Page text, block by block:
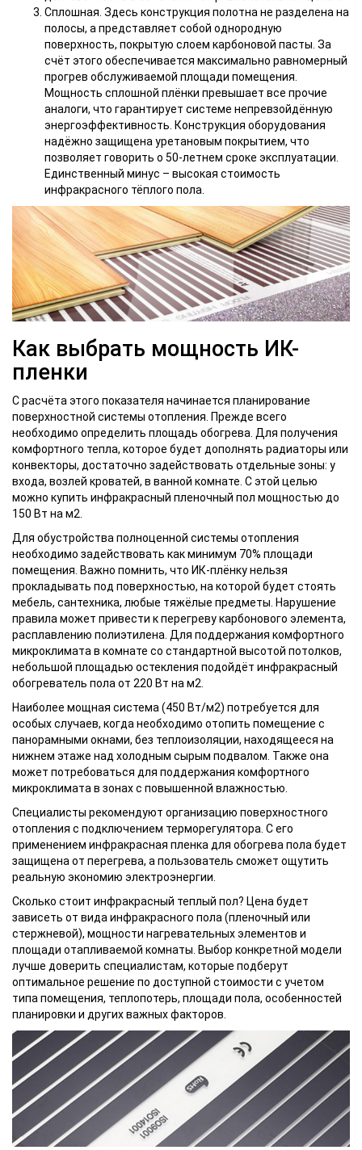
Сплошная. Здесь конструкция полотна не разделена на
полосы, а представляет собой однородную
поверхность, покрытую слоем карбоновой пасты. За
счёт этого обеспечивается максимально равномерный
прогрев обслуживаемой площади помещения.
Мощность сплошной плёнки превышает все прочие
аналоги, что гарантирует системе непревзойдённую
энергоэффективность. Конструкция оборудования
надёжно защищена уретановым покрытием, что
позволяет говорить о 50-летнем сроке эксплуатации.
Единственный минус – высокая стоимость
инфракрасного тёплого пола.
Как выбрать мощность ИК-
пленки
С расчёта этого показателя начинается планирование
поверхностной системы отопления. Прежде всего
необходимо определить площадь обогрева. Для получения
комфортного тепла, которое будет дополнять радиаторы или
конвекторы, достаточно задействовать отдельные зоны: у
входа, возлей кроватей, в ванной комнате. С этой целью
можно купить инфракрасный пленочный пол мощностью до
150 Вт на м2.
Для обустройства полноценной системы отопления
необходимо задействовать как минимум 70% площади
помещения. Важно помнить, что ИК-плёнку нельзя
прокладывать под поверхностью, на которой будет стоять
мебель, сантехника, любые тяжёлые предметы. Нарушение
правила может привести к перегреву карбонового элемента,
расплавлению полиэтилена. Для поддержания комфортного
микроклимата в комнате со стандартной высотой потолков,
небольшой площадью остекления подойдёт инфракрасный
обогреватель пола от 220 Вт на м2.
Наиболее мощная система (450 Вт/м2) потребуется для
особых случаев, когда необходимо отопить помещение с
панорамными окнами, без теплоизоляции, находящееся на
нижнем этаже над холодным сырым подвалом. Также она
может потребоваться для поддержания комфортного
микроклимата в зонах с повышенной влажностью.
Специалисты рекомендуют организацию поверхностного
отопления с подключением терморегулятора. С его
применением инфракрасная пленка для обогрева пола будет
защищена от перегрева, а пользователь сможет ощутить
реальную экономию электроэнергии.
Сколько стоит инфракрасный теплый пол? Цена будет
зависеть от вида инфракрасного пола (пленочный или
стержневой), мощности нагревательных элементов и
площади отапливаемой комнаты. Выбор конкретной модели
лучше доверить специалистам, которые подберут
оптимальное решение по доступной стоимости с учетом
типа помещения, теплопотерь, площади пола, особенностей
планировки и других важных факторов.